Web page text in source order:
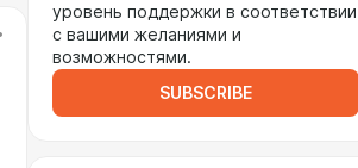
уровень поддержки в соответствии
с вашими желаниями и
возможностями.
SUBSCRIBE